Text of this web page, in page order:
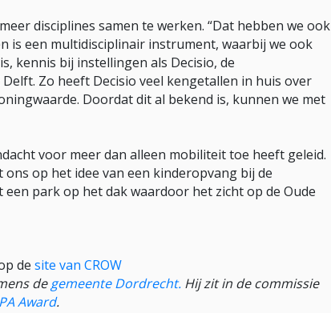
disciplines samen te werken. “Dat hebben we ook
is een multidisciplinair instrument, waarbij we ook
kennis bij instellingen als Decisio, de
Zo heeft Decisio veel kengetallen in huis over
Doordat dit al bekend is, kunnen we met
voor meer dan alleen mobiliteit toe heeft geleid.
op het idee van een kinderopvang bij de
park op het dak waardoor het zicht op de Oude
de site van CROW
degemeente Dordrecht. Hij zit in de commissie
Award.